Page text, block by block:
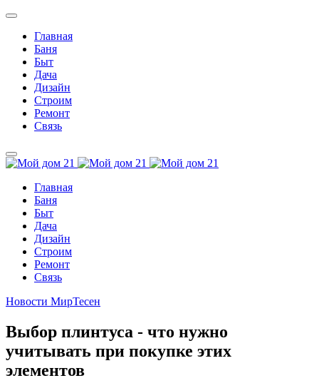
Главная
Баня
Быт
Дача
Дизайн
Строим
Ремонт
Связь
Главная
Баня
Быт
Дача
Дизайн
Строим
Ремонт
Связь
Новости МирТесен
Выбор плинтуса - что нужно
учитывать при покупке этих
элементов